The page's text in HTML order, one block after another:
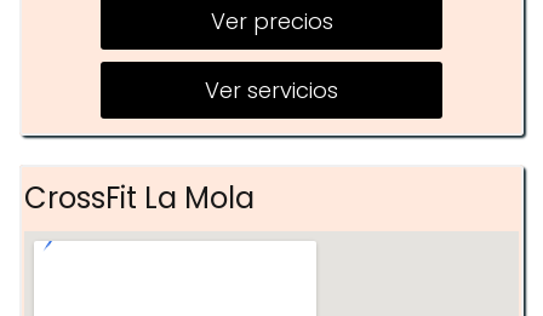
Clases privadas
Talleres fin de semana
Actividades lúdicas
Ver precios
Ver servicios
CrossFit La Mola